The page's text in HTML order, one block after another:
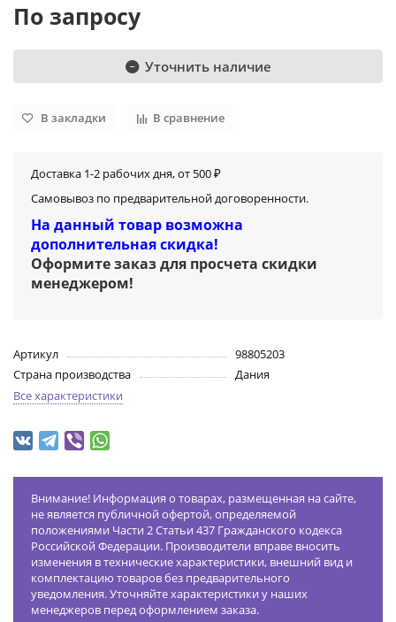
По запросу
Уточнить наличие
В закладки В сравнение
Доставка 1-2 рабочих дня, от 500 ₽
Самовывоз по предварительной договоренности.
На данный товар возможна
дополнительная скидка!
Оформите заказ для просчета скидки
менеджером!
Артикул
98805203
Страна производства
Дания
Все характеристики
Внимание! Информация о товарах, размещенная на сайте,
не является публичной офертой, определяемой
положениями Части 2 Статьи 437 Гражданского кодекса
Российской Федерации. Производители вправе вносить
изменения в технические характеристики, внешний вид и
комплектацию товаров без предварительного
уведомления. Уточняйте характеристики у наших
менеджеров перед оформлением заказа.